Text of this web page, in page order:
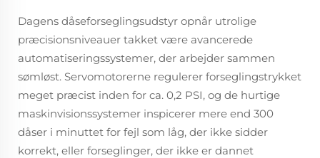
Dagens dåseforseglingsudstyr opnår utrolige
præcisionsniveauer takket være avancerede
automatiseringssystemer, der arbejder sammen
sømløst. Servomotorerne regulerer forseglingstrykket
meget præcist inden for ca. 0,2 PSI, og de hurtige
maskinvisionssystemer inspicerer mere end 300
dåser i minuttet for fejl som låg, der ikke sidder
korrekt, eller forseglinger, der ikke er dannet